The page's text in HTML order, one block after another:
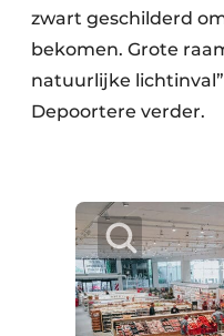
zwart geschilderd
bekomen. Grote
natuurlijke
Depoortere verder.